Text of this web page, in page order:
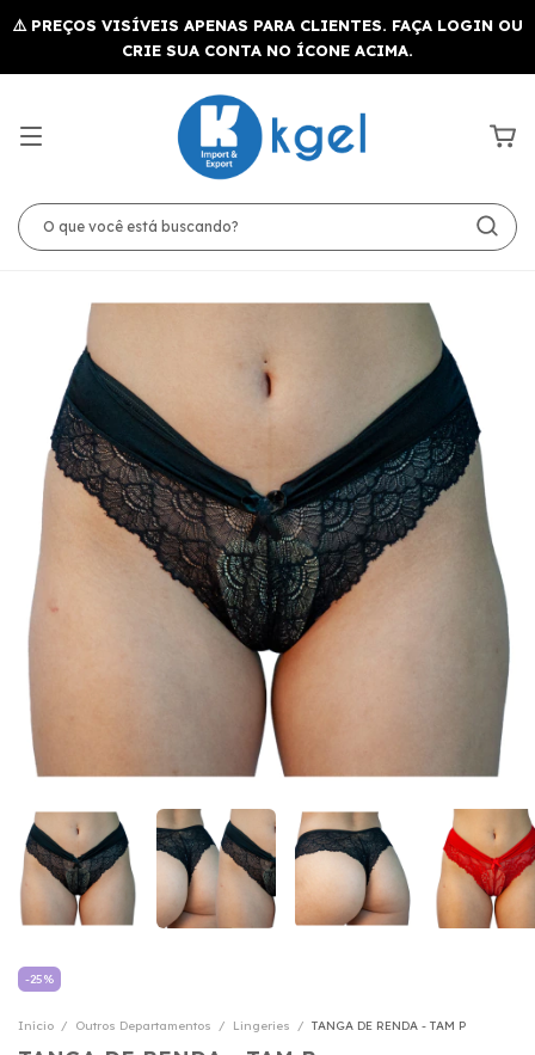
-25%
Início / Outros Departamentos / Lingeries / TANGA DE RENDA - TAM P